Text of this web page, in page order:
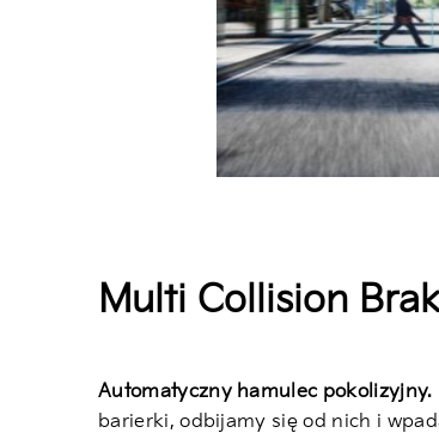
Multi Collision
Automatyczny hamulec pokolizyjny.
barierki, odbijamy się od nich i